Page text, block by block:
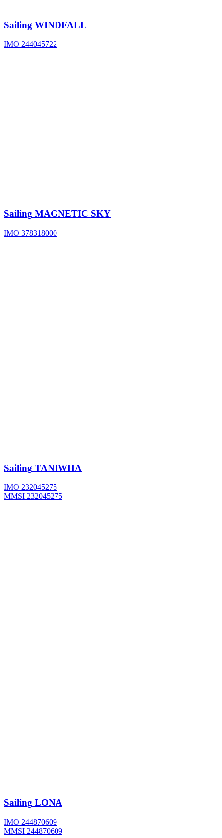
Sailing WINDFALL
IMO 244045722
Sailing MAGNETIC SKY
IMO 378318000
Sailing TANIWHA
IMO 232045275
MMSI 232045275
Sailing LONA
IMO 244870609
MMSI 244870609